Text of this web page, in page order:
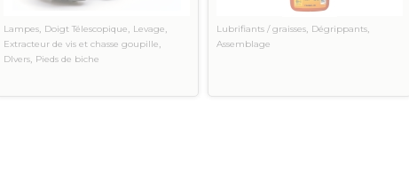
Lampes, Doigt Télescopique, Levage,
Extracteur de vis et chasse goupille,
DIvers, Pieds de biche
Lubrifiants / graisses, Dégrippants,
Assemblage